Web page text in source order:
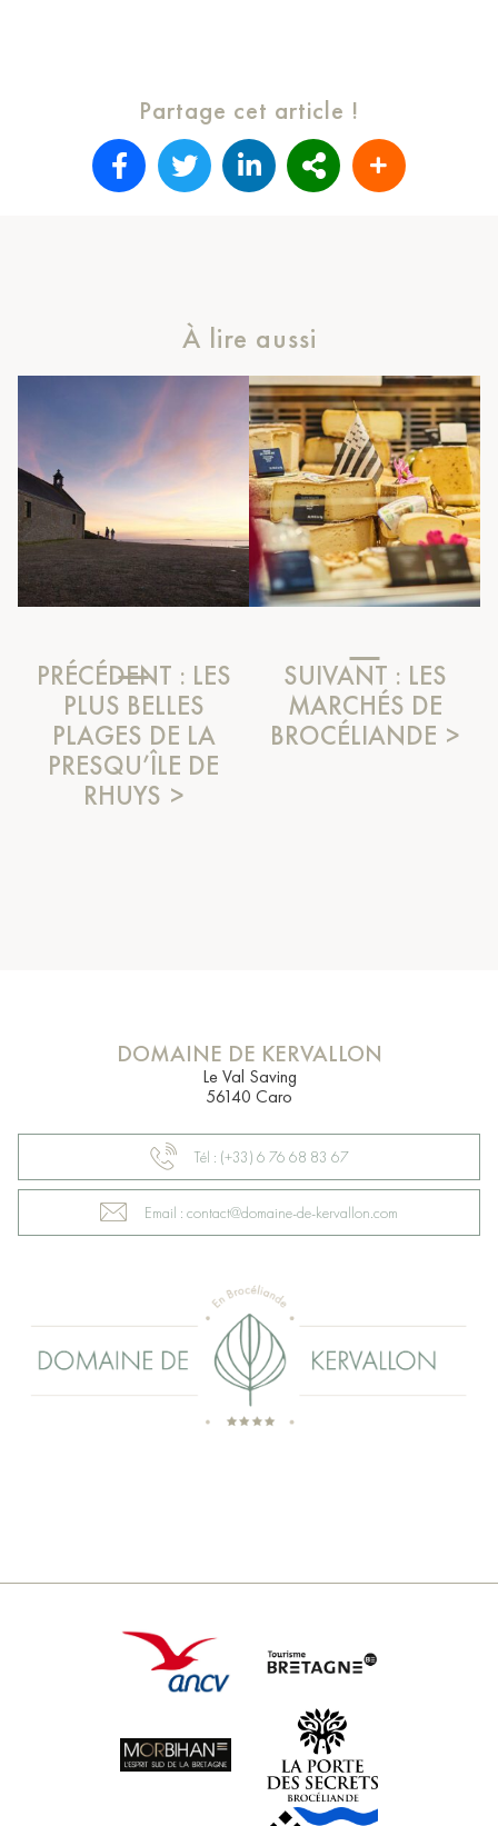
Partage cet article !
À lire aussi
PRÉCÉDENT : LES
PLUS BELLES
PLAGES DE LA
PRESQU’ÎLE DE
RHUYS
SUIVANT : LES
MARCHÉS DE
BROCÉLIANDE
DOMAINE DE KERVALLON
Le Val Saving
56140 Caro
Tél : (+33) 6 76 68 83 67
Email : contact@domaine-de-kervallon.com